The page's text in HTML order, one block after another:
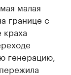
малая
границе с
генерацию,